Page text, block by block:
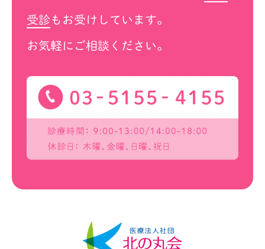
受診もお受けしています。
お気軽にご相談ください。